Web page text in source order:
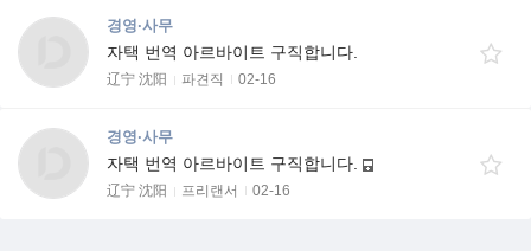
경영·사무
자택 번역 아르바이트 구직합니다.
辽宁 沈阳 파견직 02-16
경영·사무
자택 번역 아르바이트 구직합니다.
辽宁 沈阳 프리랜서 02-16